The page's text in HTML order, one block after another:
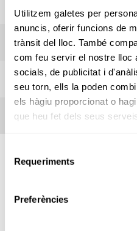
Utilitzem galetes per
anuncis, oferir funcions de
trànsit del lloc. També
com feu servir el nostre lloc
socials, de publicitat i
seu torn, ells la poden
els hàgiu proporcionat o
que heu fet dels seus
Requeriments
Preferències
INFORMACIÓ
REGLES
TERMES DE